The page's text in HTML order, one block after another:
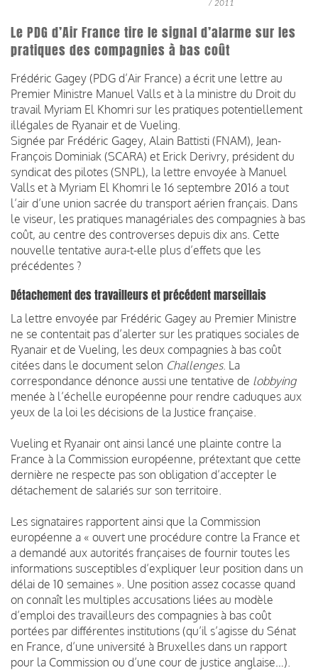
/ 2011
Le PDG d’Air France tire le signal d’alarme sur les
pratiques des compagnies à bas coût
Frédéric Gagey (PDG d’Air France) a écrit une lettre au
Premier Ministre Manuel Valls et à la ministre du Droit du
travail Myriam El Khomri sur les pratiques potentiellement
illégales de Ryanair et de Vueling.
Signée par Frédéric Gagey, Alain Battisti (FNAM), Jean-
François Dominiak (SCARA) et Erick Derivry, président du
syndicat des pilotes (SNPL), la lettre envoyée à Manuel
Valls et à Myriam El Khomri le 16 septembre 2016 a tout
l’air d’une union sacrée du transport aérien français. Dans
le viseur, les pratiques managériales des compagnies à bas
coût, au centre des controverses depuis dix ans. Cette
nouvelle tentative aura-t-elle plus d’effets que les
précédentes ?
Détachement des travailleurs et précédent marseillais
La lettre envoyée par Frédéric Gagey au Premier Ministre
ne se contentait pas d’alerter sur les pratiques sociales de
Ryanair et de Vueling, les deux compagnies à bas coût
citées dans le document selon Challenges. La
correspondance dénonce aussi une tentative de lobbying
menée à l’échelle européenne pour rendre caduques aux
yeux de la loi les décisions de la Justice française.
Vueling et Ryanair ont ainsi lancé une plainte contre la
France à la Commission européenne, prétextant que cette
dernière ne respecte pas son obligation d’accepter le
détachement de salariés sur son territoire.
Les signataires rapportent ainsi que la Commission
européenne a « ouvert une procédure contre la France et
a demandé aux autorités françaises de fournir toutes les
informations susceptibles d’expliquer leur position dans un
délai de 10 semaines ». Une position assez cocasse quand
on connaît les multiples accusations liées au modèle
d’emploi des travailleurs des compagnies à bas coût
portées par différentes institutions (qu’il s’agisse du Sénat
en France, d’une université à Bruxelles dans un rapport
pour la Commission ou d’une cour de justice anglaise…).